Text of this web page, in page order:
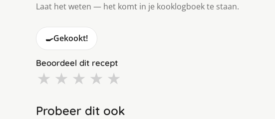
Laat het weten — het komt in je kooklogboek te staan.
🍳Gekookt!
Beoordeel dit recept
★ ★ ★ ★ ★
Probeer dit ook